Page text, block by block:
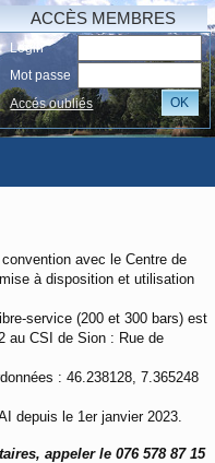
ACCÈS MEMBRES
Login
Mot passe
Accés oubliés
OK
avec le Centre de
à disposition et utilisation
service (200 et 300 bars) est
au CSI de Sion : Rue de
: 46.238128, 7.365248
depuis le 1er janvier 2023.
appeler le 076 578 87 15